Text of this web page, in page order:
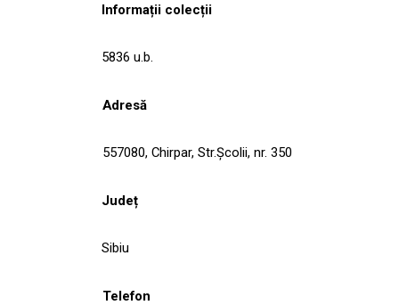
Informații colecții
5836 u.b.
Adresă
557080, Chirpar, Str.Şcolii, nr. 350
Județ
Sibiu
Telefon